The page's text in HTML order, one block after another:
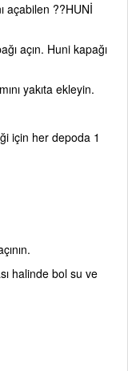
açabilen ??HUNİ
açın. Huni kapağı
yakıta ekleyin.
için her depoda 1
halinde bol su ve